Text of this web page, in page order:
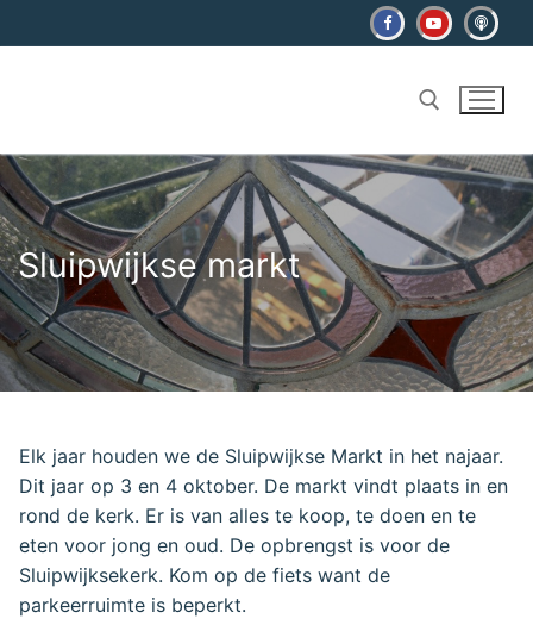
naar
Zoeken naar:
Sluipwijkse markt
Elk jaar houden we de Sluipwijkse Markt in het najaar.
Dit jaar op 3 en 4 oktober. De markt vindt plaats in en
rond de kerk. Er is van alles te koop, te doen en te
eten voor jong en oud. De opbrengst is voor de
Sluipwijksekerk. Kom op de fiets want de
parkeerruimte is beperkt.